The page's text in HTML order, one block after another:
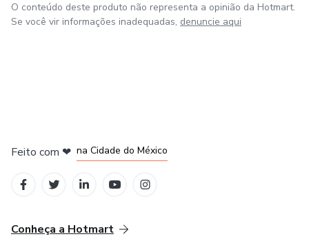
O conteúdo deste produto não representa a opinião da Hotmart.
Se você vir informações inadequadas, denuncie aqui
Feito com ❤ na Cidade do México
Conheça a Hotmart